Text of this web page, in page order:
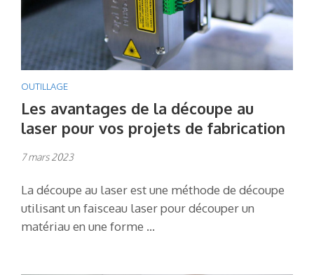
OUTILLAGE
Les avantages de la découpe au
laser pour vos projets de fabrication
7 mars 2023
La découpe au laser est une méthode de découpe
utilisant un faisceau laser pour découper un
matériau en une forme …